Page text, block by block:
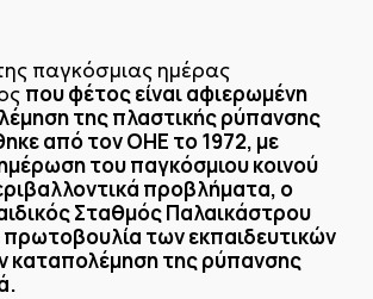
παγκόσμιας ημέρας
που φέτος είναι αφιερωμένη
της πλαστικής ρύπανσης
από τον ΟΗΕ το 1972, με
του παγκόσμιου κοινού
προβλήματα, ο
Σταθμός Παλαικάστρου
των εκπαιδευτικών
καταπολέμηση της ρύπανσης